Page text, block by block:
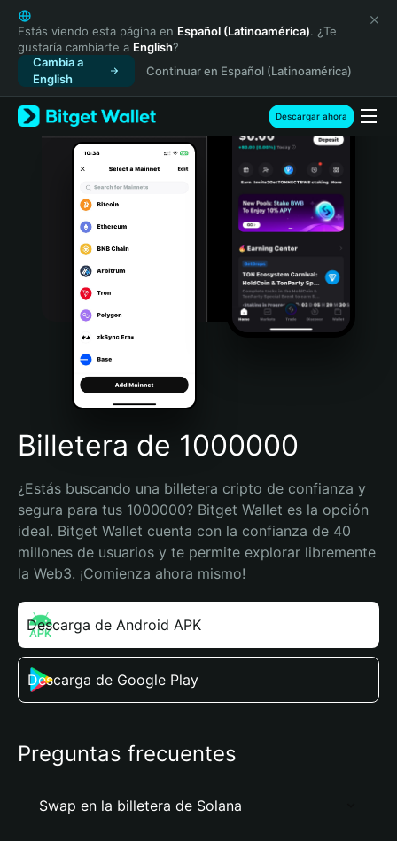
English
日本語
Tiếng Việt
Русский
Español (Latinoamérica)
Türkçe
Italiano
Português (Portugal)
Bahasa Indonesia
Português (Brasil)
Español (Argentina)
Estás viendo esta página en Español (Latinoamérica). ¿Te
gustaría cambiarte a English?
Cambia a
English
Continuar en Español (Latinoamérica)
Descargar ahora
Billetera de 1000000
¿Estás buscando una billetera cripto de confianza y
segura para tus 1000000? Bitget Wallet es la opción
ideal. Bitget Wallet cuenta con la confianza de 40
millones de usuarios y te permite explorar libremente
la Web3. ¡Comienza ahora mismo!
Descarga de Android APK
Descarga de Google Play
Preguntas frecuentes
Swap en la billetera de Solana